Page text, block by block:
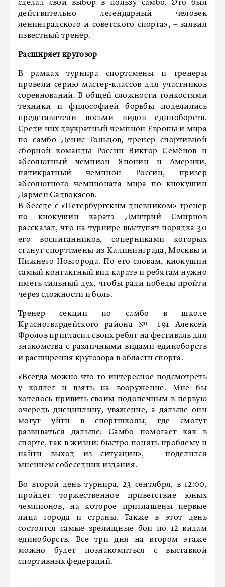
сделал свой выбор в пользу самбо. Это был
действительно легендарный человек
ленинградского и советского спорта», – заявил
известный тренер.
Расширяет кругозор
В рамках турнира спортсмены и тренеры
провели серию мастер-классов для участников
соревнований. В общей сложности тонкостями
техники и философией борьбы поделились
представители восьми видов единоборств.
Среди них двукратный чемпион Европы и мира
по самбо Денис Гольцов, тренер спортивной
сборной команды России Виктор Семёнов и
абсолютный чемпион Японии и Америки,
пятикратный чемпион России, призер
абсолютного чемпионата мира по киокушин
Дармен Садвокасов.
В беседе с «Петербургским дневником» тренер
по киокушин каратэ Дмитрий Смирнов
рассказал, что на турнире выступят порядка 30
его воспитанников, соперниками которых
станут спортсмены из Калининграда, Москвы и
Нижнего Новгорода. По его словам, киокушин
самый контактный вид каратэ и ребятам нужно
иметь сильный дух, чтобы ради победы пройти
через сложности и боль.
Тренер секции по самбо в школе
Красногвардейского района № 191 Алексей
Фролов пригласил своих ребят на фестиваль для
знакомства с различными видами единоборств
и расширения кругозора в области спорта.
«Всегда можно что-то интересное подсмотреть
у коллег и взять на вооружение. Мне бы
хотелось привить своим подопечным в первую
очередь дисциплину, уважение, а дальше они
могут уйти в спортшколы, где смогут
развиваться дальше. Самбо помогает как в
спорте, так в жизни: быстро понять проблему и
найти выход из ситуации», – поделился
мнением собеседник издания.
Во второй день турнира, 23 сентября, в 12:00,
пройдет торжественное приветствие юных
чемпионов, на которое приглашены первые
лица города и страны. Также в этот день
состоятся самые зрелищные бои по 12 видам
единоборств. Все три дня на втором этаже
можно будет познакомиться с выставкой
спортивных федераций.